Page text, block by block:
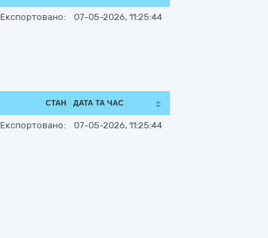
Експортовано: 07-05-2026, 11:25:44
СТАН ДАТА ТА ЧАС
Експортовано: 07-05-2026, 11:25:44